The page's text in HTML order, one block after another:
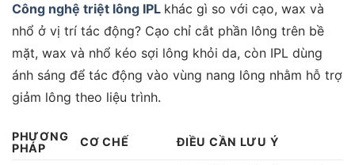
Công nghệ triệt lông IPL khác gì so với cạo, wax và
nhổ ở vị trí tác động? Cạo chỉ cắt phần lông trên bề
mặt, wax và nhổ kéo sợi lông khỏi da, còn IPL dùng
ánh sáng để tác động vào vùng nang lông nhằm hỗ trợ
giảm lông theo liệu trình.
PHƯƠNG
PHÁP
CƠ CHẾ ĐIỀU CẦN LƯU Ý